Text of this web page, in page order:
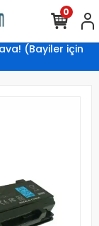
(Bayiler için
0